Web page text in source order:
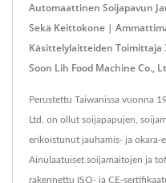
Automaattinen Soijapavun
Sekä Keittokone |
Käsittelylaitteiden Toimittaja
Soon Lih Food Machine Co.,
Perustettu Taiwanissa vuonna
Ltd. on ollut soijapapujen,
erikoistunut jauhamis- ja okara-
Ainulaatuiset soijamaitojen ja
rakennettu ISO- ja CE-